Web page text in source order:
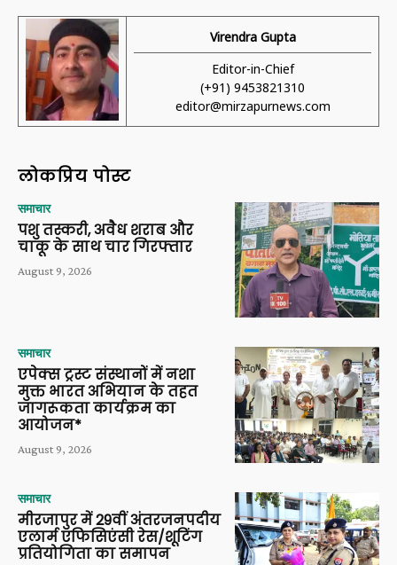
Virendra Gupta
Editor-in-Chief
(+91) 9453821310
editor@mirzapurnews.com
लोकप्रिय पोस्ट
समाचार
पशु तस्करी, अवैध शराब और
चाकू के साथ चार गिरफ्तार
August 9, 2026
समाचार
एपेक्स ट्रस्ट संस्थानों में नशा
मुक्त भारत अभियान के तहत
जागरूकता कार्यक्रम का
आयोजन*
August 9, 2026
समाचार
मीरजापुर में 29वीं अंतरजनपदीय
एलार्म एफिसिएंसी रेस/शूटिंग
प्रतियोगिता का समापन